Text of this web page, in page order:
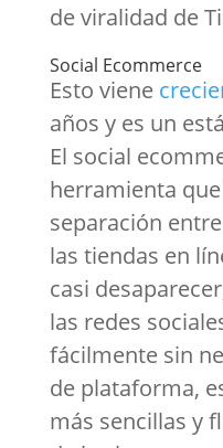
de viralidad de
Social Ecommerce
Esto viene
años y es un
El social
herramienta
separación
las tiendas en
casi
las redes
fácilmente sin
de plataforma,
más sencillas y